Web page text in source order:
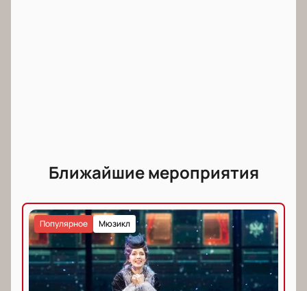
Ближайшие мероприятия
Мюзикл
Популярное